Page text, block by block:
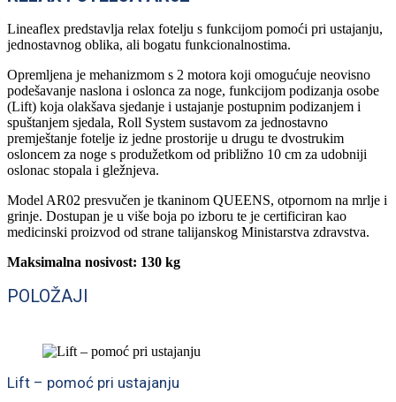
Lineaflex predstavlja relax fotelju s funkcijom pomoći pri ustajanju,
jednostavnog oblika, ali bogatu funkcionalnostima.
Opremljena je mehanizmom s 2 motora koji omogućuje neovisno
podešavanje naslona i oslonca za noge, funkcijom podizanja osobe
(Lift) koja olakšava sjedanje i ustajanje postupnim podizanjem i
spuštanjem sjedala, Roll System sustavom za jednostavno
premještanje fotelje iz jedne prostorije u drugu te dvostrukim
osloncem za noge s produžetkom od približno 10 cm za udobniji
oslonac stopala i gležnjeva.
Model AR02 presvučen je tkaninom QUEENS, otpornom na mrlje i
grinje. Dostupan je u više boja po izboru te je certificiran kao
medicinski proizvod od strane talijanskog Ministarstva zdravstva.
Maksimalna nosivost: 130 kg
POLOŽAJI
Lift – pomoć pri ustajanju